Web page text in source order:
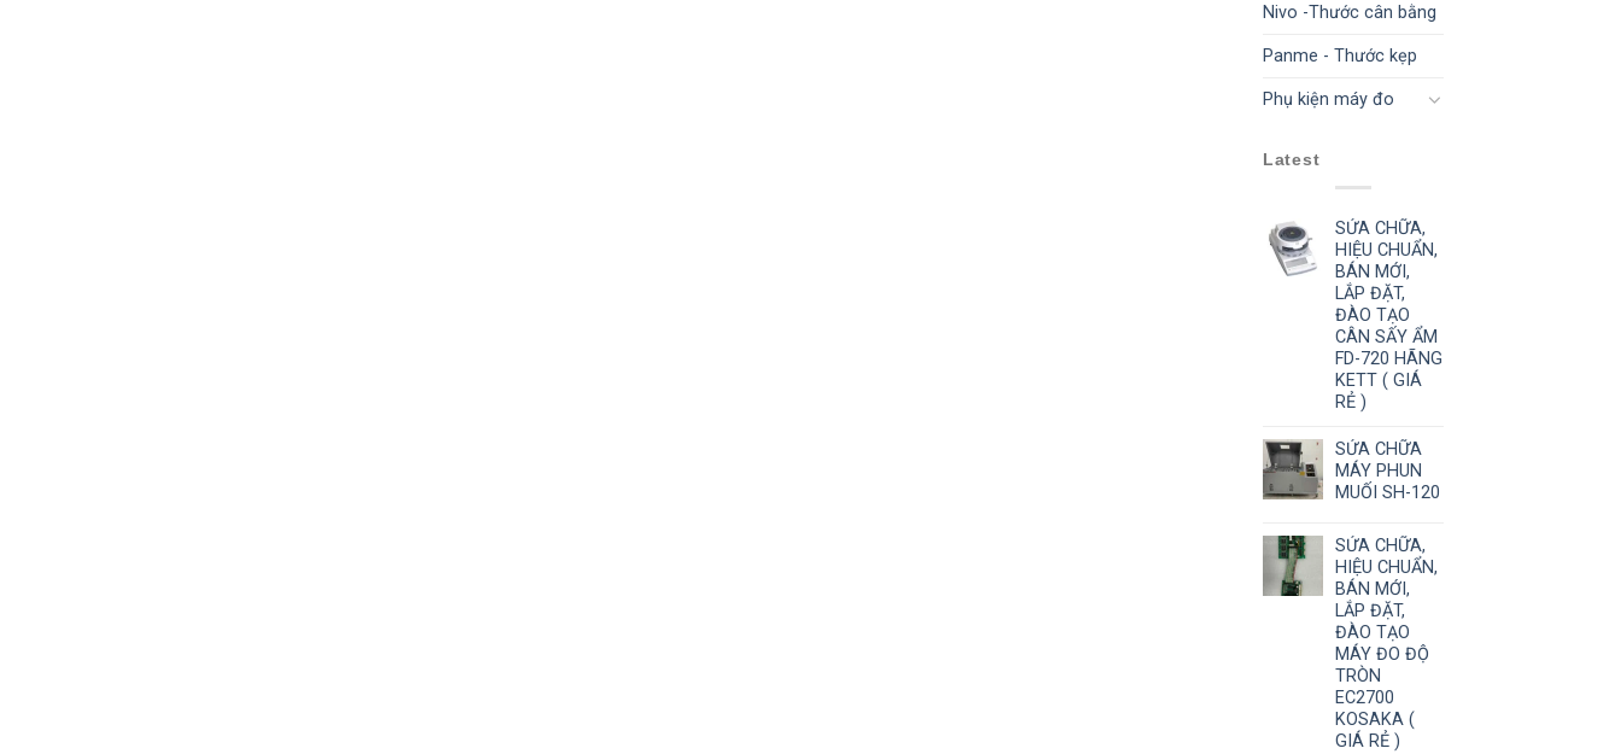
Nivo -Thước cân bằng
Panme - Thước kẹp
Phụ kiện máy đo
Latest
SỬA CHỮA,
HIỆU CHUẨN,
BÁN MỚI,
LẮP ĐẶT,
ĐÀO TẠO
CÂN SẤY ẨM
FD-720 HÃNG
KETT ( GIÁ
RẺ )
SỬA CHỮA
MÁY PHUN
MUỐI SH-120
SỬA CHỮA,
HIỆU CHUẨN,
BÁN MỚI,
LẮP ĐẶT,
ĐÀO TẠO
MÁY ĐO ĐỘ
TRÒN
EC2700
KOSAKA (
GIÁ RẺ )